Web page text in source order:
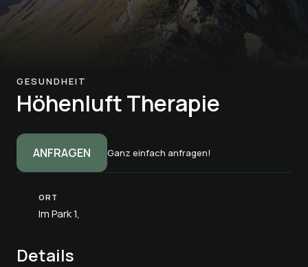
GESUNDHEIT
Höhenluft Therapie
ANFRAGEN Ganz einfach anfragen!
ORT
Im Park 1,
Details